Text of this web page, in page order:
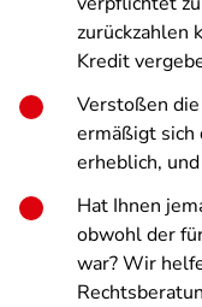
zurückzahlen
Kredit
Verstoßen
ermäßigt sich
erheblich,
Hat Ihnen
obwohl der
war? Wir